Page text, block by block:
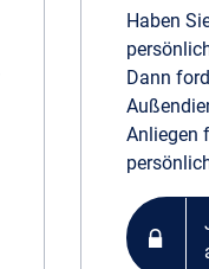
Haben
Dann
Anliegen